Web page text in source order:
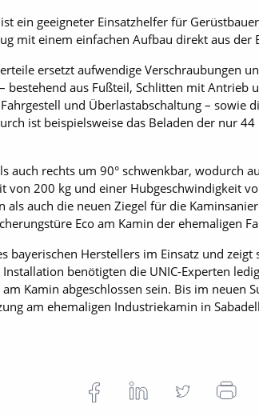
ein geeigneter Einsatzhelfer für
mit einem einfachen Aufbau direkt aus der
ersetzt aufwendige Verschraubungen
bestehend aus Fußteil, Schlitten mit Antrieb
und Überlastabschaltung – sowie
ist beispielsweise das Beladen der nur
auch rechts um 90° schwenkbar, wodurch
von 200 kg und einer Hubgeschwindigkeit
auch die neuen Ziegel für die
Eco am Kamin der ehemaligen
bayerischen Herstellers im Einsatz und
benötigten die UNIC-Experten
Kamin abgeschlossen sein. Bis im neuen
am ehemaligen Industriekamin in